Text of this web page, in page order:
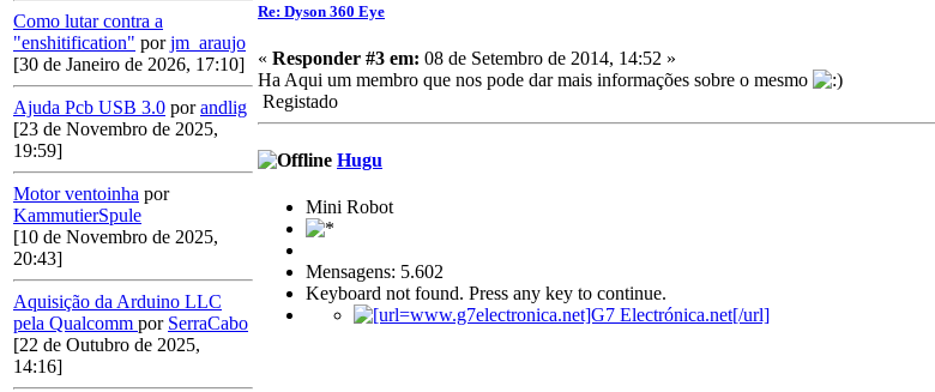
Como lutar contra a
"enshitification" porjm_araujo
[30 de Janeiro de 2026, 17:10]
Ajuda Pcb USB 3.0 porandlig
[23 de Novembro de 2025,
19:59]
Motor ventoinha por
KammutierSpule
[10 de Novembro de 2025,
20:43]
Aquisição da Arduino LLC
pela Qualcomm por SerraCabo
[22 de Outubro de 2025,
14:16]
Re: Dyson 360 Eye
« Responder #3 em: 08 de Setembro de 2014, 14:52 »
Ha Aqui um membro que nos pode dar mais informações sobre o mesmo
Registado
Hugu
Mini Robot
Mensagens: 5.602
Keyboard not found. Press any key to continue.